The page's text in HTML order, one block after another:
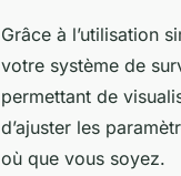
Grâce à l’utilisation
votre système de
permettant de
d’ajuster les
où que vous soyez.